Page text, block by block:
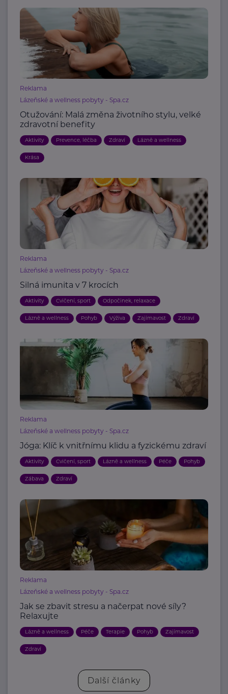
Reklama
Lázeňské a wellness pobyty - Spa.cz
Otužování: Malá změna životního stylu, velké
zdravotní benefity
Aktivity Prevence, léčba Zdraví Lázně a wellness
Krása
Reklama
Lázeňské a wellness pobyty - Spa.cz
Silná imunita v 7 krocích
Aktivity Cvičení, sport Odpočinek, relaxace
Lázně a wellness Pohyb Výživa Zajímavost Zdraví
Reklama
Lázeňské a wellness pobyty - Spa.cz
Jóga: Klíč k vnitřnímu klidu a fyzickému zdraví
Aktivity Cvičení, sport Lázně a wellness Péče Pohyb
Zábava Zdraví
Reklama
Lázeňské a wellness pobyty - Spa.cz
Jak se zbavit stresu a načerpat nové síly?
Relaxujte
Lázně a wellness Péče Terapie Pohyb Zajímavost
Zdraví
Další články